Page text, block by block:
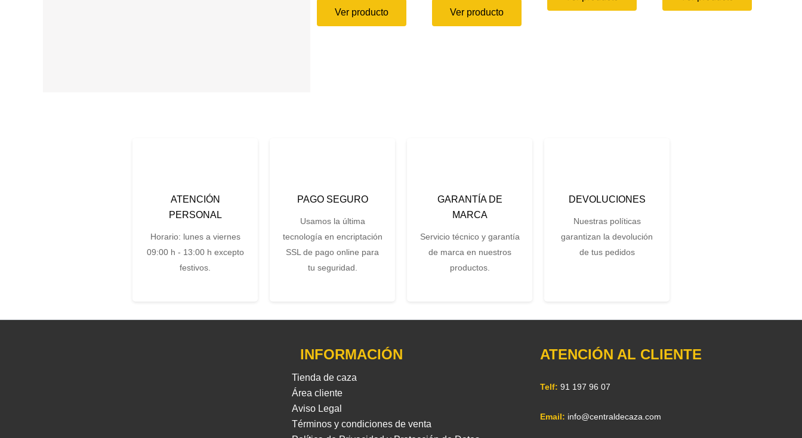
Ver producto Ver producto
ATENCIÓN
PERSONAL
Horario: lunes a viernes
09:00 h - 13:00 h excepto
festivos.
PAGO SEGURO
Usamos la última
tecnología en encriptación
SSL de pago online para
tu seguridad.
GARANTÍA DE
MARCA
Servicio técnico y garantía
de marca en nuestros
productos.
DEVOLUCIONES
Nuestras políticas
garantizan la devolución
de tus pedidos
INFORMACIÓN
Tienda de caza
Área cliente
Aviso Legal
Términos y condiciones de venta
ATENCIÓN AL CLIENTE
Telf: 91 197 96 07
Email: info@centraldecaza.com